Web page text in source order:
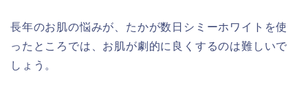
長年のお肌の悩みが、たかが数日シミーホワイトを使
ったところでは、お肌が劇的に良くするのは難しいで
しょう。